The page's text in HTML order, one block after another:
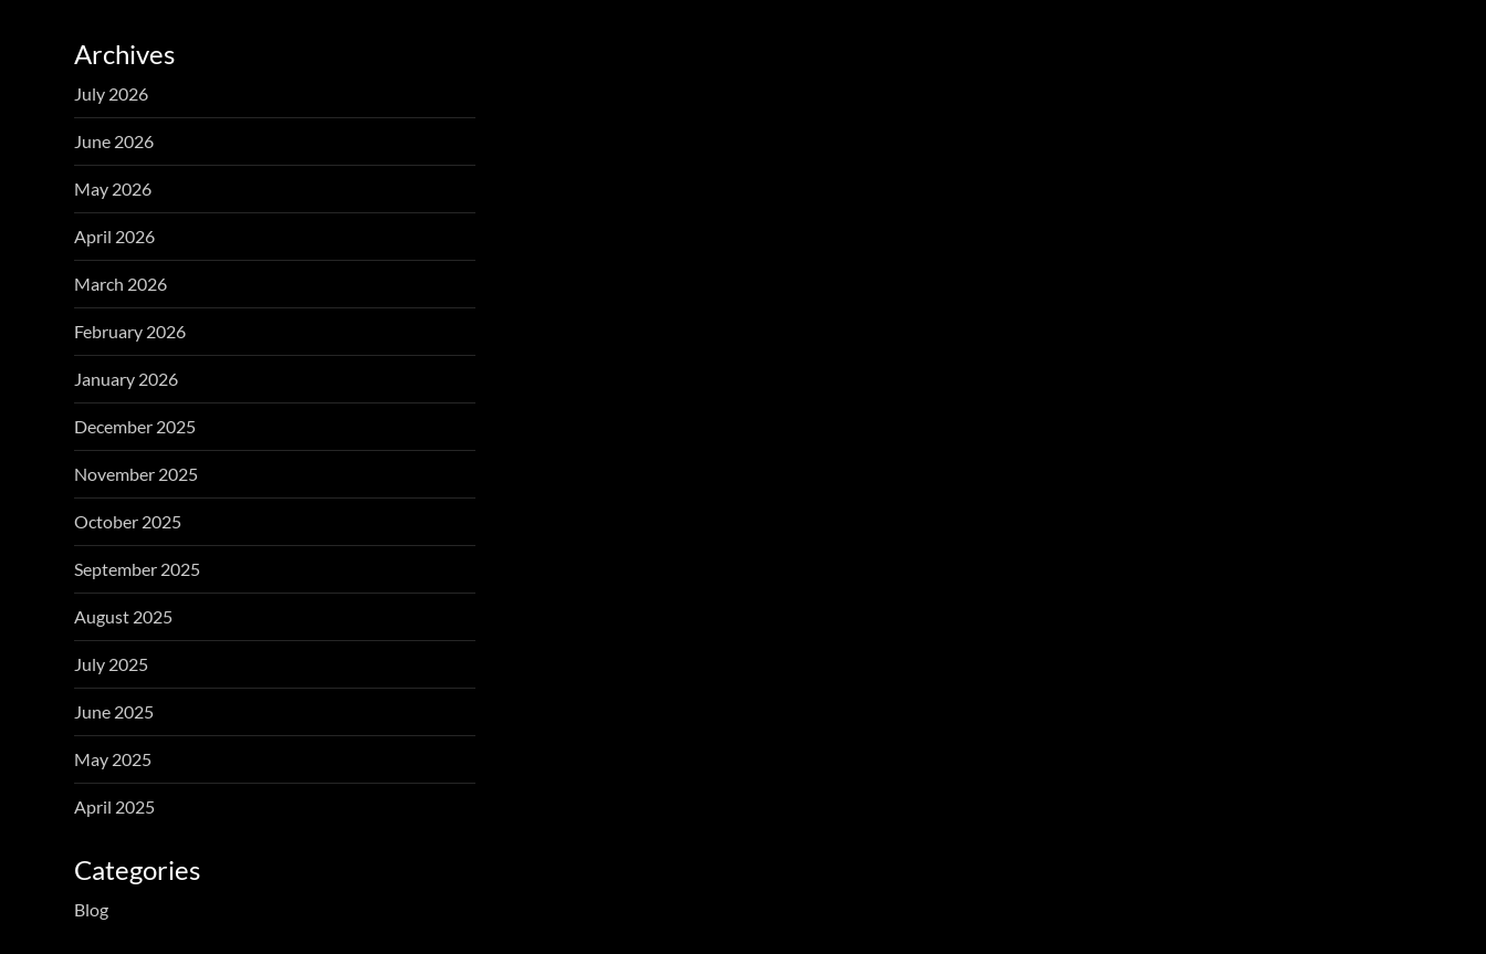
Archives
July 2026
June 2026
May 2026
April 2026
March 2026
February 2026
January 2026
December 2025
November 2025
October 2025
September 2025
August 2025
July 2025
June 2025
May 2025
April 2025
Categories
Blog